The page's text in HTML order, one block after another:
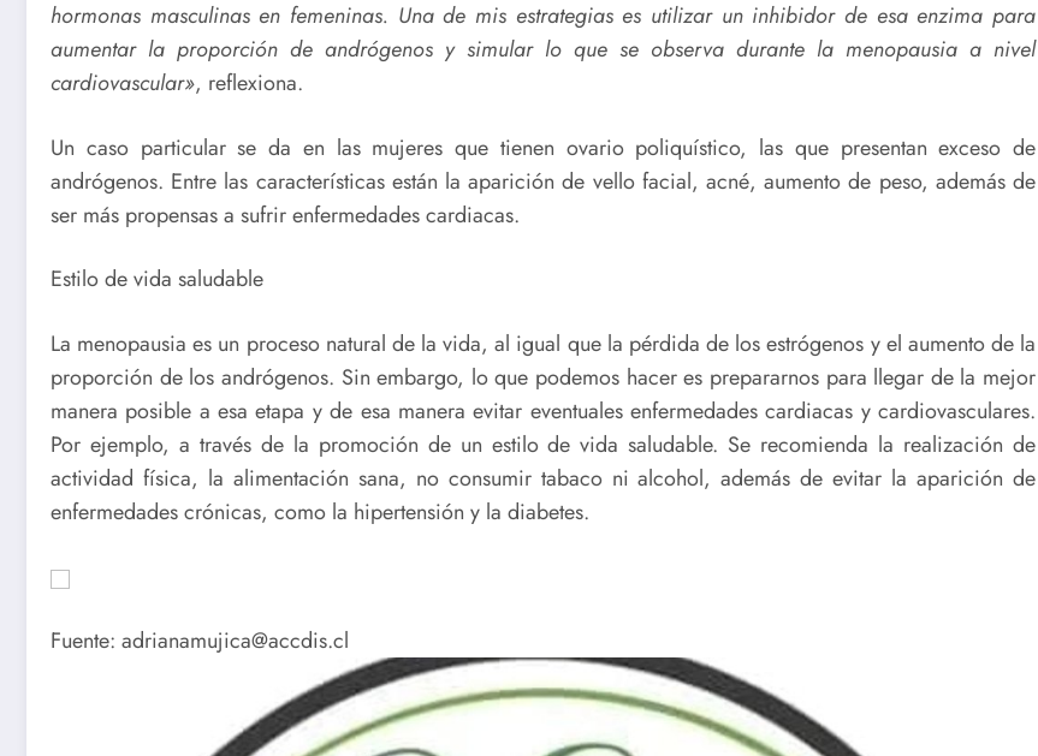
hormonas masculinas en femeninas. Una de mis estrategias es utilizar un inhibidor de esa enzima para
aumentar la proporción de andrógenos y simular lo que se observa durante la menopausia a nivel
cardiovascular», reflexiona.
Un caso particular se da en las mujeres que tienen ovario poliquístico, las que presentan exceso de
andrógenos. Entre las características están la aparición de vello facial, acné, aumento de peso, además de
ser más propensas a sufrir enfermedades cardiacas.
Estilo de vida saludable
La menopausia es un proceso natural de la vida, al igual que la pérdida de los estrógenos y el aumento de la
proporción de los andrógenos. Sin embargo, lo que podemos hacer es prepararnos para llegar de la mejor
manera posible a esa etapa y de esa manera evitar eventuales enfermedades cardiacas y cardiovasculares.
Por ejemplo, a través de la promoción de un estilo de vida saludable. Se recomienda la realización de
actividad física, la alimentación sana, no consumir tabaco ni alcohol, además de evitar la aparición de
enfermedades crónicas, como la hipertensión y la diabetes.
Fuente: adrianamujica@accdis.cl